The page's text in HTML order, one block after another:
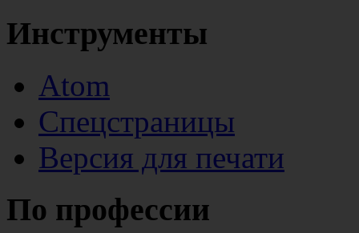
Инструменты
Atom
Спецстраницы
Версия для печати
По профессии